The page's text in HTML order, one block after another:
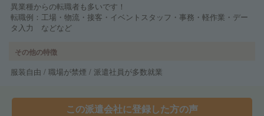
異業種からの転職者も多いです！
転職例：工場・物流・接客・イベントスタッフ・事務・軽作業・デー
タ入力 などなど
その他の特徴
服装自由 / 職場が禁煙 / 派遣社員が多数就業
この派遣会社に登録した方の声